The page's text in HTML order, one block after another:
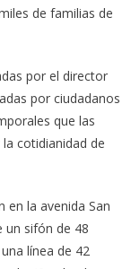
de familias de
por el director
por ciudadanos
que las
cotidianidad de
en la avenida San
un sifón de 48
línea de 42